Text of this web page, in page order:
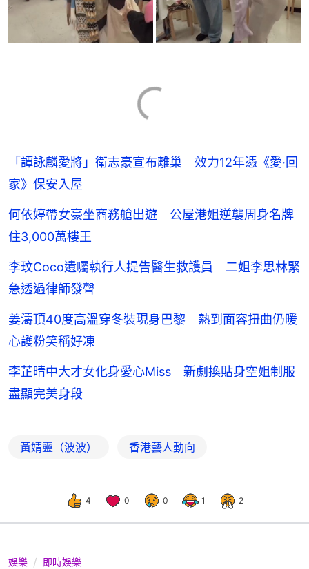
「譚詠麟愛將」衛志豪宣布離巢 效力12年憑《愛·回
家》保安入屋
何依婷帶女豪坐商務艙出遊 公屋港姐逆襲周身名牌
住3,000萬樓王
李玟Coco遺囑執行人提告醫生救護員 二姐李思林緊
急透過律師發聲
姜濤頂40度高溫穿冬裝現身巴黎 熱到面容扭曲仍暖
心護粉笑稱好凍
李芷晴中大才女化身愛心Miss 新劇換貼身空姐制服
盡顯完美身段
黃婧靈（波波） 香港藝人動向
4 0 0 1 2
娛樂 即時娛樂